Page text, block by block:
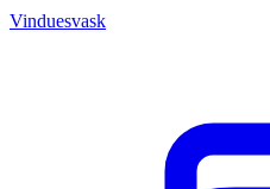
Vinduesvask